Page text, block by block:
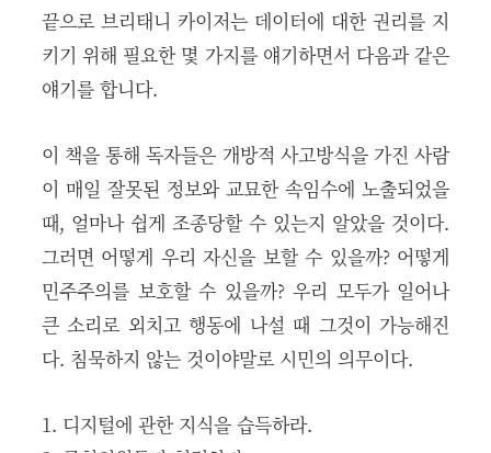
끝으로 브리태니 카이저는 데이터에 대한 권리를 지
키기 위해 필요한 몇 가지를 얘기하면서 다음과 같은
얘기를 합니다.
이 책을 통해 독자들은 개방적 사고방식을 가진 사람
이 매일 잘못된 정보와 교묘한 속임수에 노출되었을
때, 얼마나 쉽게 조종당할 수 있는지 알았을 것이다.
그러면 어떻게 우리 자신을 보할 수 있을까? 어떻게
민주주의를 보호할 수 있을까? 우리 모두가 일어나
큰 소리로 외치고 행동에 나설 때 그것이 가능해진
다. 침묵하지 않는 것이야말로 시민의 의무이다.
1. 디지털에 관한 지식을 습득하라.